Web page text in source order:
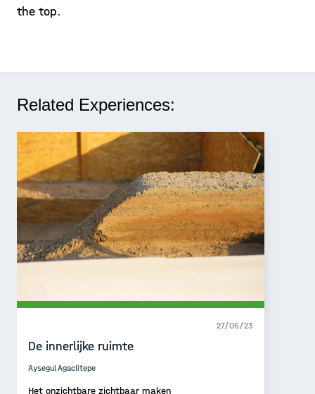
the top.
Related Experiences:
27/06/23
De innerlijke ruimte
Aysegul Agaclitepe
Het onzichtbare zichtbaar maken